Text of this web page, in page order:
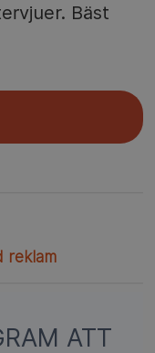
Bäst
reklam
ATT